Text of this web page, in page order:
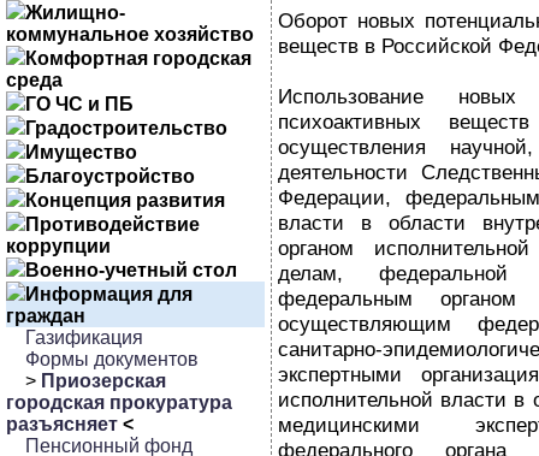
Жилищно-
коммунальное хозяйство
Комфортная городская
среда
ГО ЧС и ПБ
Градостроительство
Имущество
Благоустройство
Концепция развития
Противодействие
коррупции
Военно-учетный стол
Информация для
граждан
Газификация
Формы документов
> Приозерская
городская прокуратура
разъясняет <
Пенсионный фонд
Оборот новых
веществ в Российской
Использование новых
психоактивных
осуществления
деятельности
Федерации,
власти в области
органом
делам, федеральной
федеральным органом
осуществляющим
санитарно-
экспертными
исполнительной власти
медицинскими
федерального органа